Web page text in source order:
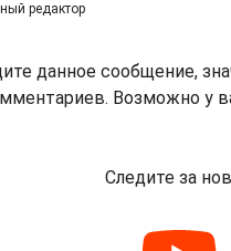
редактор
данное сообщение,
Возможно у
Следите за